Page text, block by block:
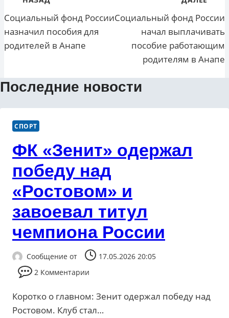
по
записям
Социальный фонд России
назначил пособия для
родителей в Анапе
Социальный фонд России
начал выплачивать
пособие работающим
родителям в Анапе
Последние новости
СПОРТ
ФК «Зенит» одержал
победу над
«Ростовом» и
завоевал титул
чемпиона России
Сообщение от
17.05.2026 20:05
2 Комментарии
Коротко о главном: Зенит одержал победу над
Ростовом. Клуб стал…